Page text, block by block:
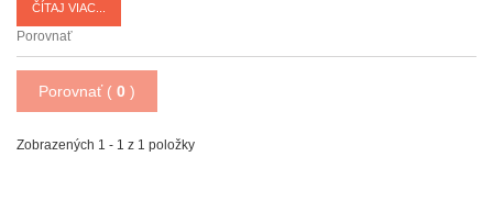
ČÍTAJ VIAC...
Porovnať
Porovnať ( 0 )
Zobrazených 1 - 1 z 1 položky